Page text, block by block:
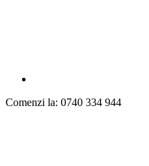
Comenzi la: 0740 334 944